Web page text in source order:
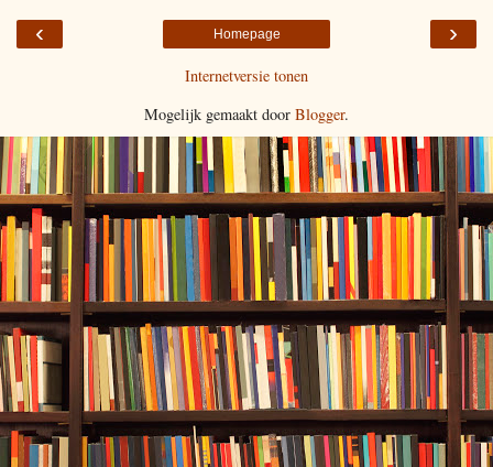
‹ ›
Homepage
Internetversie tonen
Mogelijk gemaakt door Blogger.